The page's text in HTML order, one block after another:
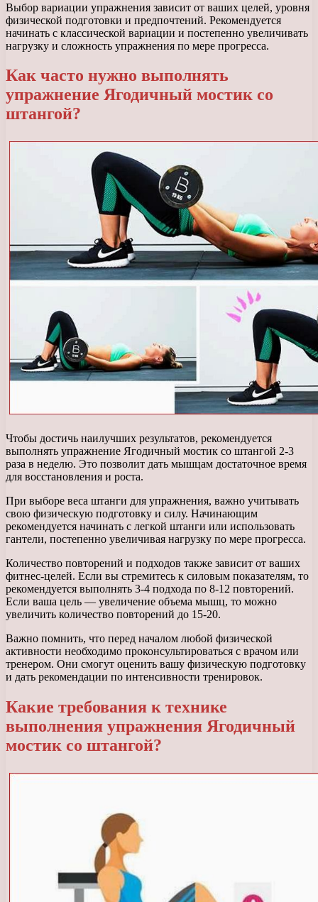
Выбор вариации упражнения зависит от ваших целей, уровня
физической подготовки и предпочтений. Рекомендуется
начинать с классической вариации и постепенно увеличивать
нагрузку и сложность упражнения по мере прогресса.
Как часто нужно выполнять
упражнение Ягодичный мостик со
штангой?
Чтобы достичь наилучших результатов, рекомендуется
выполнять упражнение Ягодичный мостик со штангой 2-3
раза в неделю. Это позволит дать мышцам достаточное время
для восстановления и роста.
При выборе веса штанги для упражнения, важно учитывать
свою физическую подготовку и силу. Начинающим
рекомендуется начинать с легкой штанги или использовать
гантели, постепенно увеличивая нагрузку по мере прогресса.
Количество повторений и подходов также зависит от ваших
фитнес-целей. Если вы стремитесь к силовым показателям, то
рекомендуется выполнять 3-4 подхода по 8-12 повторений.
Если ваша цель — увеличение объема мышц, то можно
увеличить количество повторений до 15-20.
Важно помнить, что перед началом любой физической
активности необходимо проконсультироваться с врачом или
тренером. Они смогут оценить вашу физическую подготовку
и дать рекомендации по интенсивности тренировок.
Какие требования к технике
выполнения упражнения Ягодичный
мостик со штангой?